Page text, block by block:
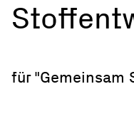
für "Gemeinsam